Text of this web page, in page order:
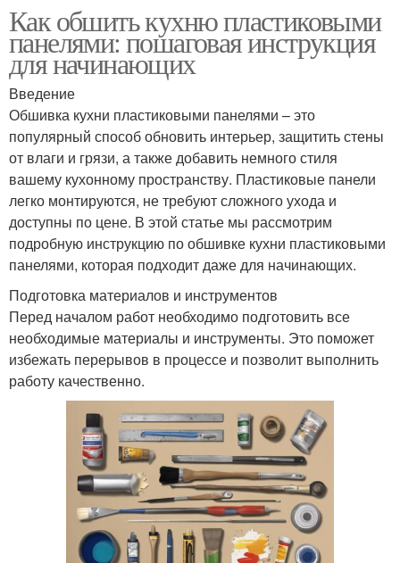
Панели на стены
условиях
Панели для отделки
Панели для ванной
комнаты
Панели в ванной
комнате
Необходимые панели
Профили для
пластиковых панелей
Реечные панели
Листовые панели
Панели под нужный
размер
Стеновые панели
Как обшить кухню пластиковыми
панелями: пошаговая инструкция
для начинающих
Введение
Обшивка кухни пластиковыми панелями – это
популярный способ обновить интерьер, защитить стены
от влаги и грязи, а также добавить немного стиля
вашему кухонному пространству. Пластиковые панели
легко монтируются, не требуют сложного ухода и
доступны по цене. В этой статье мы рассмотрим
подробную инструкцию по обшивке кухни пластиковыми
панелями, которая подходит даже для начинающих.
Подготовка материалов и инструментов
Перед началом работ необходимо подготовить все
необходимые материалы и инструменты. Это поможет
избежать перерывов в процессе и позволит выполнить
работу качественно.